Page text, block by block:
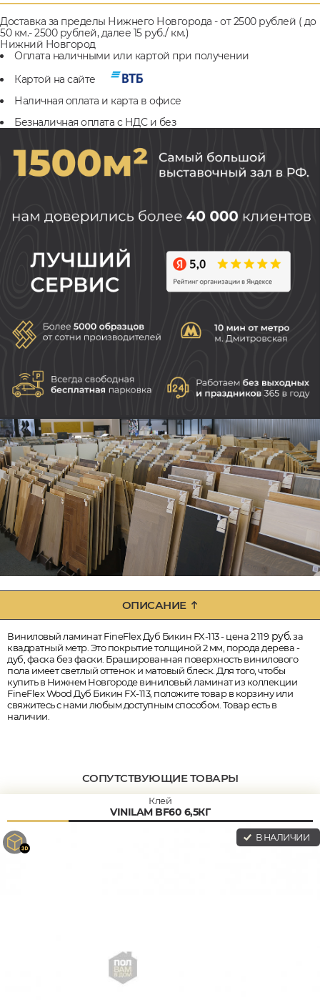
Доставка за пределы Нижнего Новгорода - от 2500 рублей ( до
50 км.- 2500 рублей, далее 15 руб./ км.)
Нижний Новгород
Оплата наличными или картой при получении
Картой на сайте
Наличная оплата и карта в офисе
Безналичная оплата с НДС и без
ОПИСАНИЕ
Виниловый ламинат FineFlex Дуб Бикин FX-113 - цена 2 119руб.за
квадратный метр. Это покрытие толщиной 2 мм, порода дерева -
дуб, фаска без фаски. Брашированная поверхность винилового
пола имеет светлый оттенок и матовый блеск. Для того, чтобы
купить в Нижнем Новгороде виниловый ламинат из коллекции
FineFlex Wood Дуб Бикин FX-113, положите товар в корзину или
свяжитесь с нами любым доступным способом. Товар есть в
наличии.
СОПУТСТВУЮЩИЕ ТОВАРЫ
Клей
VINILAM BF60 6,5КГ
В НАЛИЧИИ